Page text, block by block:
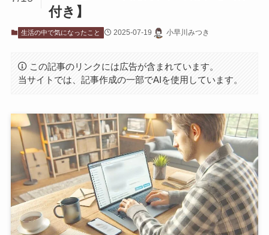
付き】
生活の中で気になったこと 2025-07-19 小早川みつき
この記事のリンクには広告が含まれています。
当サイトでは、記事作成の一部でAIを使用しています。